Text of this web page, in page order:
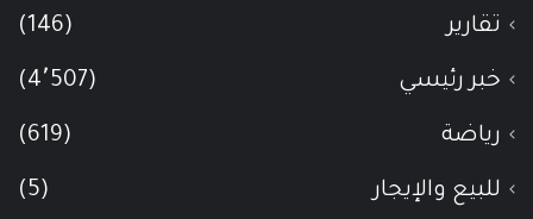
تقارير (146)
خبر رئيسي (4٬507)
رياضة (619)
للبيع والإيجار (5)